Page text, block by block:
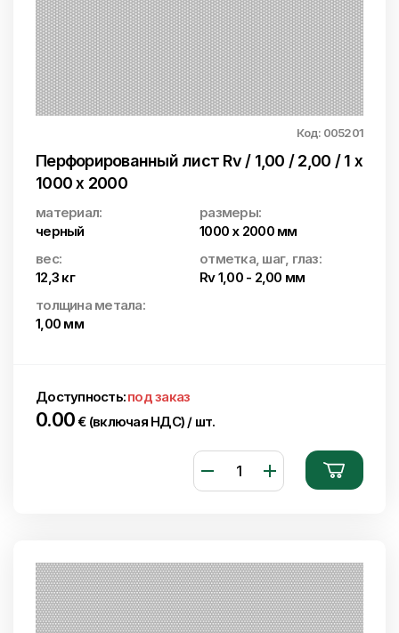
Код: 005201
Перфорированный лист Rv / 1,00 / 2,00 / 1 x
1000 x 2000
материал:
черный
размеры:
1000 x 2000 мм
вес:
12,3 кг
отметка, шаг, глаз:
Rv 1,00 - 2,00 мм
толщина метала:
1,00 мм
Доступность:под заказ
0.00€ (включая НДС) / шт.